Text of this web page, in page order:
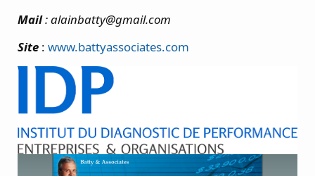
Mail: alainbatty@gmail.com
Site :www.battyassociates.com